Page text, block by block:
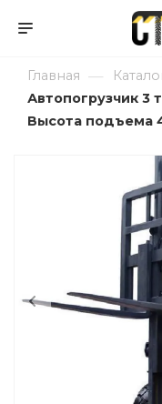
Главная —
Автопогрузчик 3
Высота подъема